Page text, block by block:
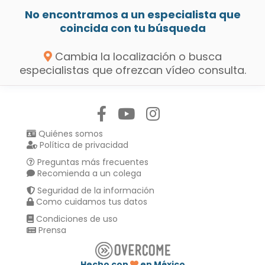
No encontramos a un especialista que
coincida con tu búsqueda
Cambia la localización o busca
especialistas que ofrezcan vídeo consulta.
Quiénes somos
Política de privacidad
Preguntas más frecuentes
Recomienda a un colega
Seguridad de la información
Como cuidamos tus datos
Condiciones de uso
Prensa